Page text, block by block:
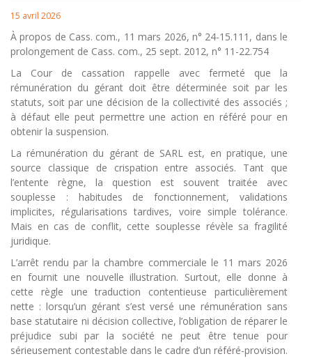
15 avril 2026
À propos de Cass. com., 11 mars 2026, n° 24-15.111, dans le
prolongement de Cass. com., 25 sept. 2012, n° 11-22.754
La Cour de cassation rappelle avec fermeté que la
rémunération du gérant doit être déterminée soit par les
statuts, soit par une décision de la collectivité des associés ;
à défaut elle peut permettre une action en référé pour en
obtenir la suspension.
La rémunération du gérant de SARL est, en pratique, une
source classique de crispation entre associés. Tant que
l’entente règne, la question est souvent traitée avec
souplesse : habitudes de fonctionnement, validations
implicites, régularisations tardives, voire simple tolérance.
Mais en cas de conflit, cette souplesse révèle sa fragilité
juridique.
L’arrêt rendu par la chambre commerciale le 11 mars 2026
en fournit une nouvelle illustration. Surtout, elle donne à
cette règle une traduction contentieuse particulièrement
nette : lorsqu’un gérant s’est versé une rémunération sans
base statutaire ni décision collective, l’obligation de réparer le
préjudice subi par la société ne peut être tenue pour
sérieusement contestable dans le cadre d’un référé-provision.